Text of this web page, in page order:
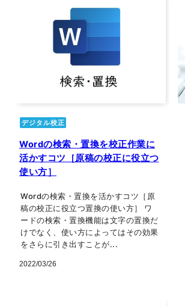
デジタル校正
Wordの検索・置換を校正作業に
活かすコツ［原稿の校正に役立つ
使い方］
Wordの検索・置換を活かすコツ［原
稿の校正に役立つ置換の使い方］ ワ
ードの検索・置換機能は文字の置換だ
けでなく、使い方によってはその効果
をさらに引き出すことが...
2022/03/26